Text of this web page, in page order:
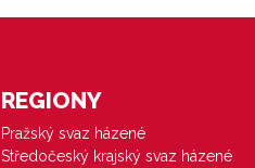
REGIONY
Pražský svaz házené
Středočeský krajský svaz házené